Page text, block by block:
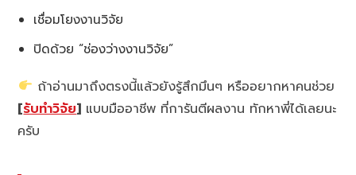
เชื่อมโยงงานวิจัย
ปิดด้วย “ช่องว่างงานวิจัย”
ถ้าอ่านมาถึงตรงนี้แล้วยังรู้สึกมึนๆ หรืออยากหาคนช่วย
[รับทำวิจัย] แบบมืออาชีพ ที่การันตีผลงาน ทักหาพี่ได้เลยนะ
ครับ